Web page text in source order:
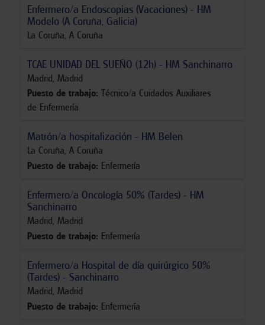
Enfermero/a Endoscopias (Vacaciones) - HM
Modelo (A Coruña, Galicia)
La Coruña A Coruña
TCAE UNIDAD DEL SUEÑO (12h) - HM Sanchinarro
Madrid Madrid
Puesto de trabajo: Técnico/a Cuidados Auxiliares
de Enfermería
Matrón/a hospitalización - HM Belen
La Coruña A Coruña
Puesto de trabajo: Enfermería
Enfermero/a Oncología 50% (Tardes) - HM
Sanchinarro
Madrid Madrid
Puesto de trabajo: Enfermería
Enfermero/a Hospital de día quirúrgico 50%
(Tardes) - Sanchinarro
Madrid Madrid
Puesto de trabajo: Enfermería